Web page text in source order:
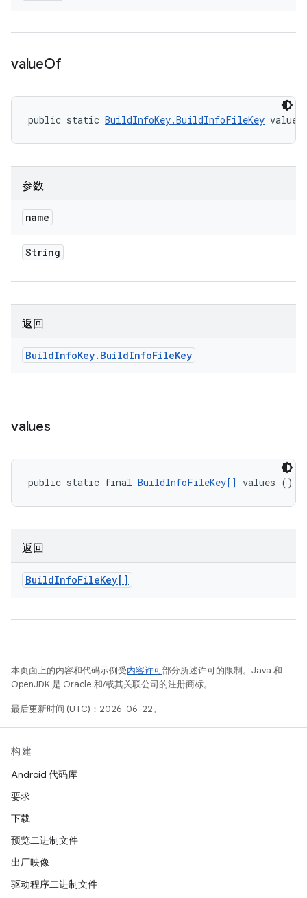
valueOf
public static BuildInfoKey.BuildInfoFileKey
参数
name
String
返回
BuildInfoKey. BuildInfoFileKey
values
public static final BuildInfoFileKey[] values ()
返回
BuildInfoFileKey[]
本页面上的内容和代码示例受内容许可部分所述许可的限制。Java 和
OpenJDK 是 Oracle 和/或其关联公司的注册商标。
最后更新时间 (UTC)：2026-06-22。
构建
Android 代码库
要求
下载
预览二进制文件
出厂映像
驱动程序二进制文件